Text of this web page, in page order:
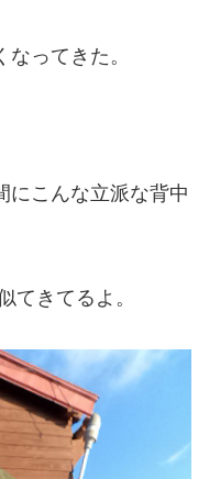
ってきた。
にこんな立派な背中
てきてるよ。